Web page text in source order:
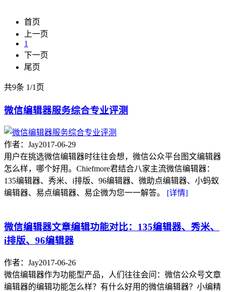
首页
上一页
1
下一页
尾页
共9条 1/1页
微信编辑器服务综合专业评测
作者：Jay2017-06-29
用户在挑选微信编辑器时往往会想，微信公众平台图文编辑器
怎么样，哪个好用。Chiefmore君结合八家主流微信编辑器：
135编辑器、秀米、i排版、96编辑器、微助点编辑器、小蚂蚁
编辑器、易点编辑器、易企微为您一一解答。 [详情]
微信编辑器文章编辑功能对比：135编辑器、秀米、
i排版、96编辑器
作者：Jay2017-06-26
微信编辑器作为功能型产品，人们往往会问：微信公众号文章
编辑器的编辑功能怎么样？有什么好用的微信编辑器？小编精